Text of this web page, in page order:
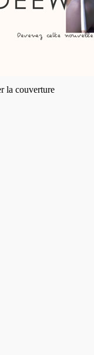
la couverture